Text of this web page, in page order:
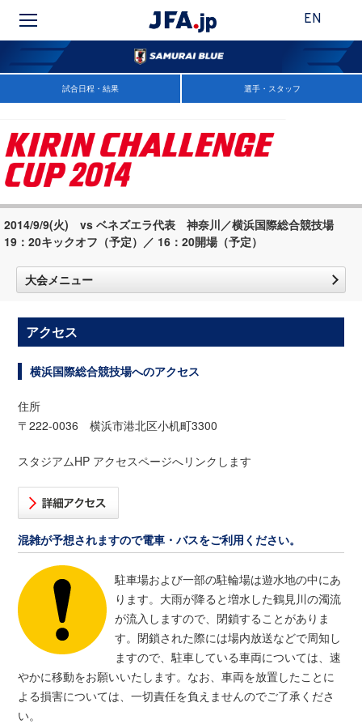
EN
試合日程・結果 選手・スタッフ
2014/9/9(火) vs ベネズエラ代表 神奈川／横浜国際総合競技場
19：20キックオフ（予定）／ 16：20開場（予定）
大会メニュー
アクセス
横浜国際総合競技場へのアクセス
住所
〒222-0036 横浜市港北区小机町3300
スタジアムHP アクセスページへリンクします
混雑が予想されますので電車・バスをご利用ください。
駐車場および一部の駐輪場は遊水地の中にあ
ります。大雨が降ると増水した鶴見川の濁流
が流入しますので、閉鎖することがありま
す。閉鎖された際には場内放送などで周知し
ますので、駐車している車両については、速
やかに移動をお願いいたします。なお、車両を放置したことに
よる損害については、一切責任を負えませんのでご了承くださ
い。